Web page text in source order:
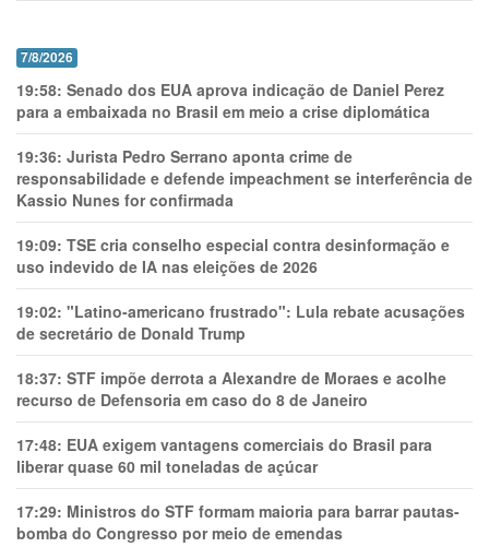
7/8/2026
19:58: Senado dos EUA aprova indicação de Daniel Perez
para a embaixada no Brasil em meio a crise diplomática
19:36: Jurista Pedro Serrano aponta crime de
responsabilidade e defende impeachment se interferência de
Kassio Nunes for confirmada
19:09: TSE cria conselho especial contra desinformação e
uso indevido de IA nas eleições de 2026
19:02: "Latino-americano frustrado": Lula rebate acusações
de secretário de Donald Trump
18:37: STF impõe derrota a Alexandre de Moraes e acolhe
recurso de Defensoria em caso do 8 de Janeiro
17:48: EUA exigem vantagens comerciais do Brasil para
liberar quase 60 mil toneladas de açúcar
17:29: Ministros do STF formam maioria para barrar pautas-
bomba do Congresso por meio de emendas